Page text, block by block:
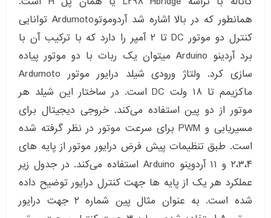
همانطور که در بالا اشاره شد آردوموتوArdumoto توانایی
کنترل دو موتور DC تا ۲ آمپر را دارد که با ترکیب آن با
برد آردینو Arduino میتوان یک ربات با دو موتور پیاده
سازی کرد. ولتاژ ورودی شیلد درایور موتور Ardumoto
ماکزیمم تا ۱۸ ولت DC است. در ساختار این شیلد هر
موتور از دو پین استفاده می‌کند. خروجی دیجیتال برای
مسیریابی و PWM برای سرعت موتور در نظر گرفته شده
است. طبق تنظیمات پیش فرض درایور موتور از پایه های
۲،۳،۴ و ۱۱ آردوینو Arduino استفاده می‌کند. در جدول زیر
عملکرد هر یک از پایه ها جهت کنترل درایور توضیح داده
شده است. به عنوان مثال پین شماره ۲ جهت درایور